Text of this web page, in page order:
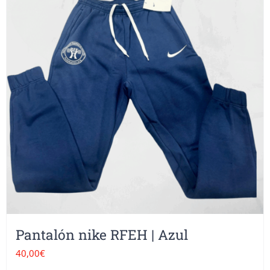
Pantalón nike RFEH | Azul
40,00€